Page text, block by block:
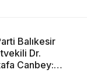
Balıkesir
Dr.
Canbey: